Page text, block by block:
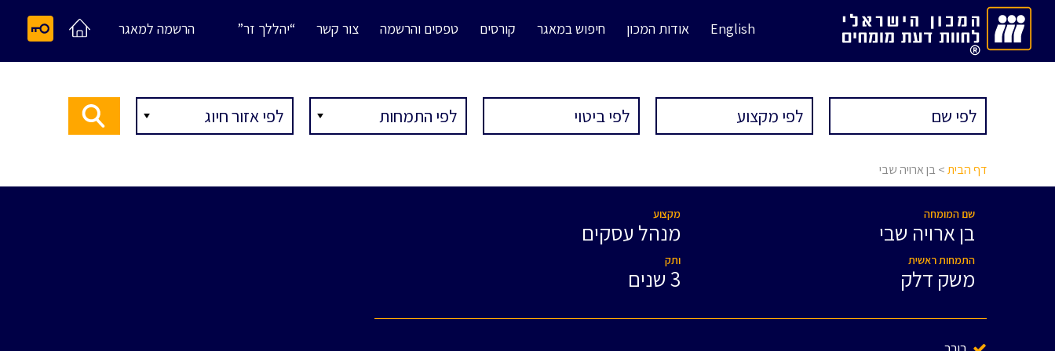
English אודות המכון חיפוש במאגר קורסים טפסים והרשמה צור קשר “יהללך זר” הרשמה למאגר
דף הבית> בן ארויה שבי
שם המומחה
בן ארויה שבי
התמחות ראשית
משק דלק
מקצוע
מנהל עסקים
ותק
3 שנים